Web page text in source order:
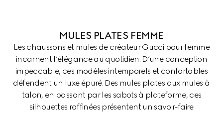
MULES PLATES FEMME
Les chaussons et mules de créateur Gucci pour femme
incarnent l’élégance au quotidien. D’une conception
impeccable, ces modèles intemporels et confortables
défendent un luxe épuré. Des mules plates aux mules à
talon, en passant par les sabots à plateforme, ces
silhouettes raffinées présentent un savoir-faire